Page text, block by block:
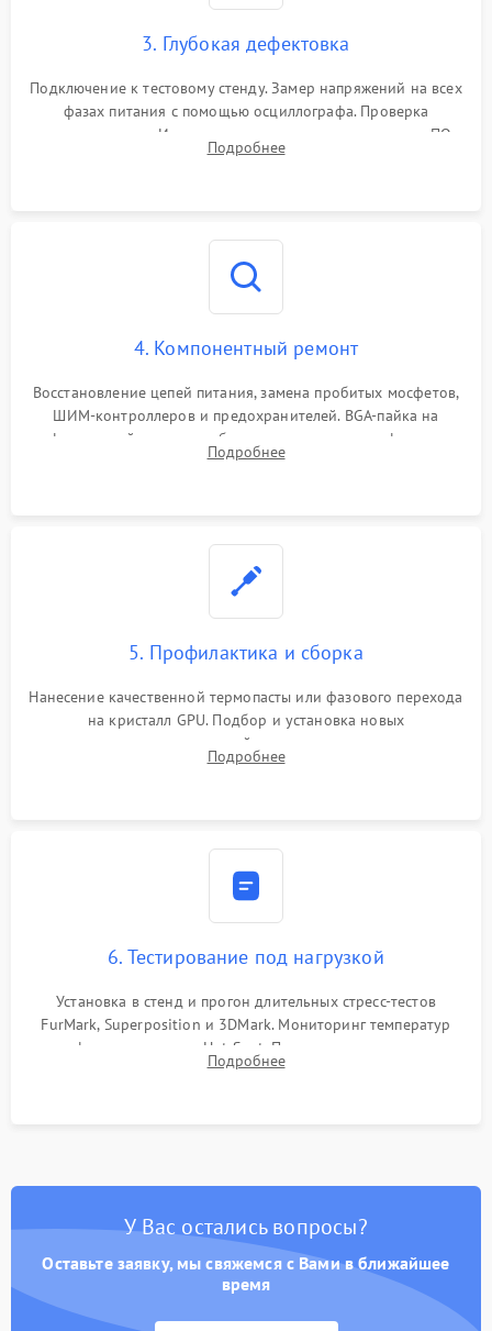
3. Глубокая дефектовка
Подключение к тестовому стенду. Замер напряжений на всех
фазах питания с помощью осциллографа. Проверка
инициализации. Использование специализированного ПО
MATS
Подробнее
4. Компонентный ремонт
Восстановление цепей питания, замена пробитых мосфетов,
ШИМ-контроллеров и предохранителей. BGA-пайка на
инфракрасной станции реболлинг или замена графического
чипа и дефектной памяти GDDR. Прошивка BIOS
Подробнее
5. Профилактика и сборка
Нанесение качественной термопасты или фазового перехода
на кристалл GPU. Подбор и установка новых
термопрокладок правильной толщины на память и цепи
питания. Монтаж радиатора и бэкплейта, подключение и
Подробнее
6. Тестирование под нагрузкой
Установка в стенд и прогон длительных стресс-тестов
FurMark, Superposition и 3DMark. Мониторинг температур
графического чипа и Hot Spot. Проверка на отсутствие
артефактов изображения, вылетов драйвера и зависаний.
Подробнее
У Вас остались вопросы?
Оставьте заявку, мы свяжемся с Вами в ближайшее
время